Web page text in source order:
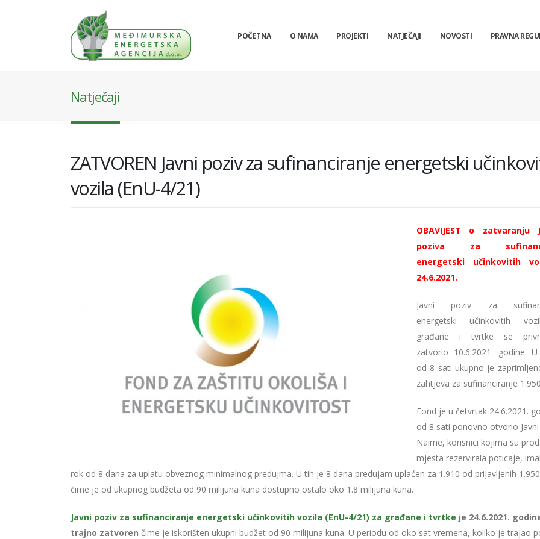
POČETNA O NAMA PROJEKTI NATJEČAJI NOVOSTI PRAVNA
Natječaji
ZATVOREN Javni poziv za sufinanciranje energetski
vozila (EnU-4/21)
OBAVIJEST o zatvaranju
poziva za
energetski učinkovitih
24.6.2021.
Javni poziv za
energetski učinkovitih
građane i tvrtke se
zatvorio 10.6.2021. godine.
od 8 sati ukupno je
zahtjeva za sufinanciranje
Fond je u četvrtak 24.6.2021.
od 8 sati ponovno otvorio
Naime, korisnici kojima su
mjesta rezervirala poticaje,
rok od 8 dana za uplatu obveznog minimalnog predujma. U tih je 8 dana predujam uplaćen za 1.910 od prijavljenih
čime je od ukupnog budžeta od 90 milijuna kuna dostupno ostalo oko 1.8 milijuna kuna.
Javni poziv za sufinanciranje energetski učinkovitih vozila (EnU-4/21) za građane i tvrtke je 24.6.2021.
trajno zatvoren čime je iskorišten ukupni budžet od 90 milijuna kuna. U periodu od oko sat vremena, koliko je trajao